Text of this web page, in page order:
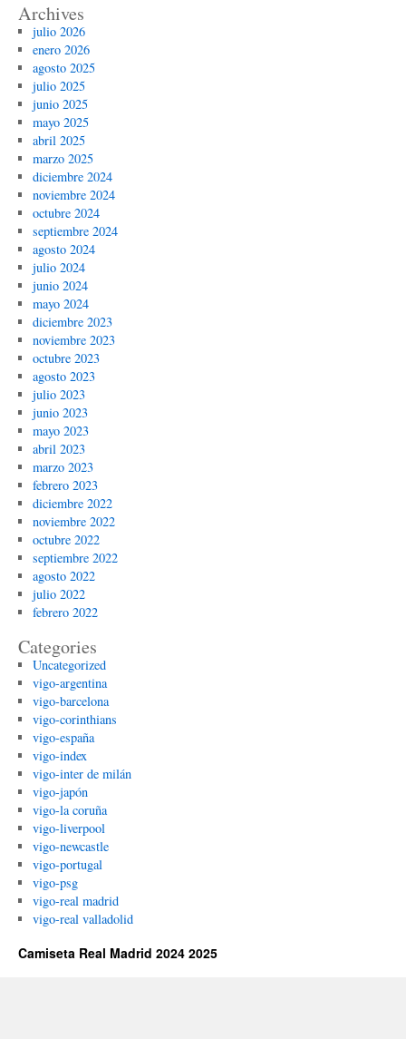
Archives
julio 2026
enero 2026
agosto 2025
julio 2025
junio 2025
mayo 2025
abril 2025
marzo 2025
diciembre 2024
noviembre 2024
octubre 2024
septiembre 2024
agosto 2024
julio 2024
junio 2024
mayo 2024
diciembre 2023
noviembre 2023
octubre 2023
agosto 2023
julio 2023
junio 2023
mayo 2023
abril 2023
marzo 2023
febrero 2023
diciembre 2022
noviembre 2022
octubre 2022
septiembre 2022
agosto 2022
julio 2022
febrero 2022
Categories
Uncategorized
vigo-argentina
vigo-barcelona
vigo-corinthians
vigo-españa
vigo-index
vigo-inter de milán
vigo-japón
vigo-la coruña
vigo-liverpool
vigo-newcastle
vigo-portugal
vigo-psg
vigo-real madrid
vigo-real valladolid
Camiseta Real Madrid 2024 2025